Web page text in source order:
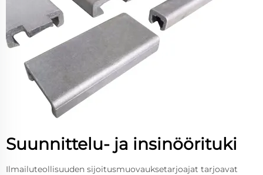
Suunnittelu- ja insinöörituki
Ilmailuteollisuuden sijoitusmuovauksetarjoajat tarjoavat